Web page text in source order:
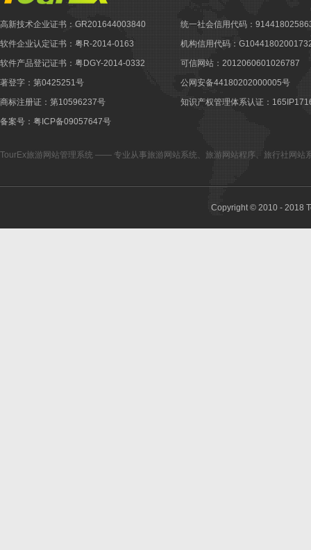
高新技术企业证书：GR201644003840
软件企业认定证书：粤R-2014-0163
软件产品登记证书：粤DGY-2014-0332
著登字：第0425251号
商标注册证：第10596237号
备案号：粤ICP备09057647号
统一社会信用代码：
机构信用代码：
可信网站：2012060601026787
公网安备44180202000005号
知识产权管理体系认证：
TourEx旅游网站管理系统 —— 专业从事旅游网站系统 旅游网站程序、 旅行社网站
Copyright © 2010 - 2018